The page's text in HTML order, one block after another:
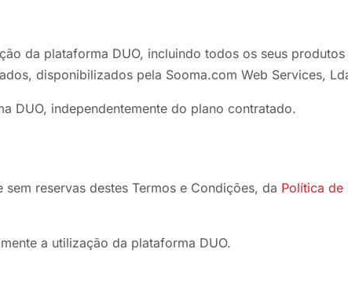
da plataforma DUO, incluindo todos os seus produtos
disponibilizados pela Sooma.com Web Services,
DUO, independentemente do plano contratado.
reservas destes Termos e Condições, da Política de
a utilização da plataforma DUO.